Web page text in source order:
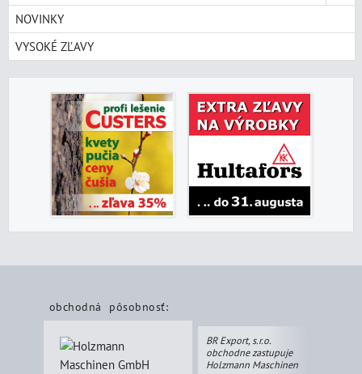
NOVINKY
VYSOKÉ ZĽAVY
obchodná pôsobnosť:
BR Export, s.r.o.
obchodne zastupuje
Holzmann Maschinen